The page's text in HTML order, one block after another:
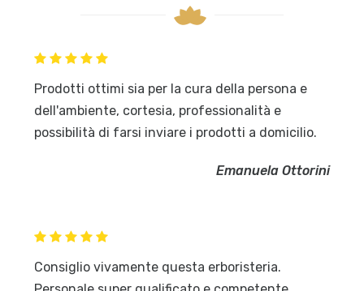
Prodotti ottimi sia per la cura della persona e
dell'ambiente, cortesia, professionalità e
possibilità di farsi inviare i prodotti a domicilio.
Emanuela Ottorini
Consiglio vivamente questa erboristeria.